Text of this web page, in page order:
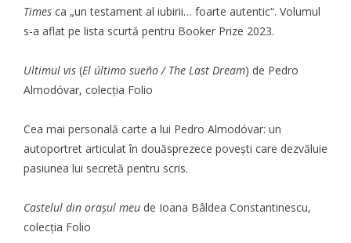
Times ca „un testament al iubirii… foarte autentic“. Volumul
s-a aflat pe lista scurtă pentru Booker Prize 2023.
Ultimul vis (El último sueño / The Last Dream) de Pedro
Almodóvar, colecția Folio
Cea mai personală carte a lui Pedro Almodóvar: un
autoportret articulat în douăsprezece povești care dezvăluie
pasiunea lui secretă pentru scris.
Castelul din orașul meu de Ioana Bâldea Constantinescu,
colecția Folio